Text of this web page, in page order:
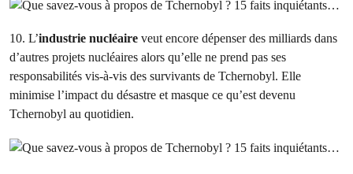
10. L’industrie nucléaire veut encore dépenser des milliards dans
d’autres projets nucléaires alors qu’elle ne prend pas ses
responsabilités vis-à-vis des survivants de Tchernobyl. Elle
minimise l’impact du désastre et masque ce qu’est devenu
Tchernobyl au quotidien.